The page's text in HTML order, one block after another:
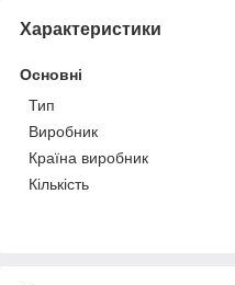
Характеристики
Основні
Тип
Виробник
Країна виробник
Кількість